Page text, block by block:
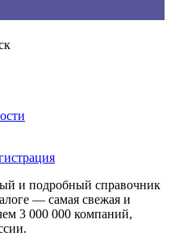
и подробный справочник
— самая свежая и
3 000 000 компаний,